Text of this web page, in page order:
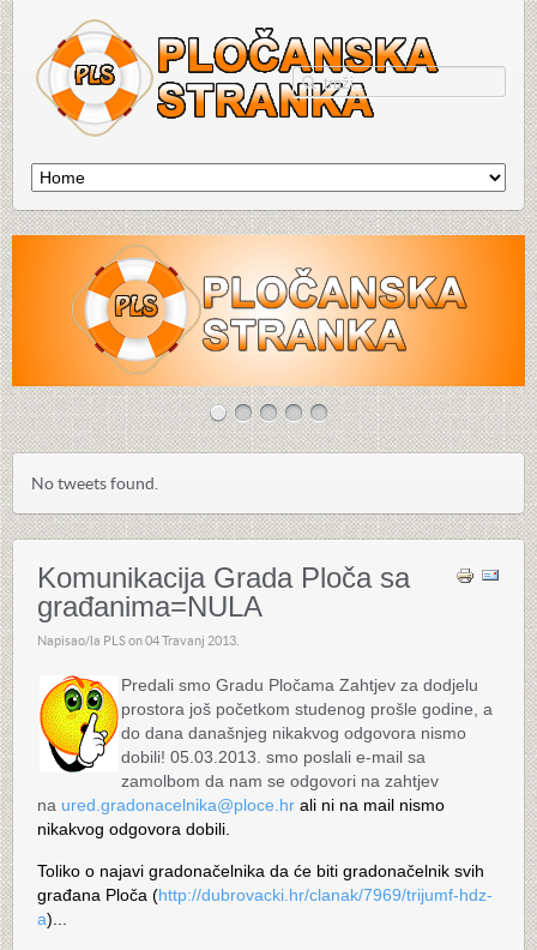
No tweets found.
Komunikacija Grada Ploča sa
građanima=NULA
Napisao/la PLS on04 Travanj 2013
Predali smo Gradu Pločama Zahtjev za dodjelu
prostora još početkom studenog prošle godine, a
do dana današnjeg nikakvog odgovora nismo
dobili! 05.03.2013. smo poslali e-mail sa
zamolbom da nam se odgovori na zahtjev
na ured.gradonacelnika@ploce.hr ali ni na mail nismo
nikakvog odgovora dobili.
Toliko o najavi gradonačelnika da će biti gradonačelnik svih
građana Ploča (http://dubrovacki.hr/clanak/7969/trijumf-hdz-
a)...